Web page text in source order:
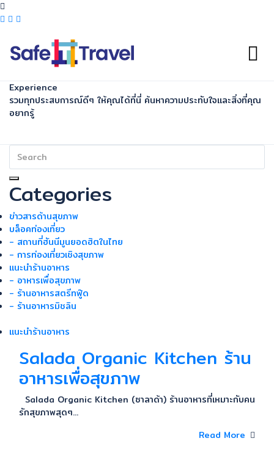
Experience
รวมทุกประสบการณ์ดีๆ ให้คุณได้ที่นี่ ค้นหาความประทับใจและสิ่งที่คุณ
อยากรู้
Categories
ข่าวสารด้านสุขภาพ
บล็อคท่องเที่ยว
- สถานที่ฮันนีมูนยอดฮิตในไทย
- การท่องเที่ยวเชิงสุขภาพ
แนะนำร้านอาหาร
- อาหารเพื่อสุขภาพ
- ร้านอาหารสตรีทฟู๊ด
- ร้านอาหารมิชลิน
แนะนำร้านอาหาร
Salada Organic Kitchen ร้าน
อาหารเพื่อสุขภาพ
Salada Organic Kitchen (ซาลาด้า) ร้านอาหารที่เหมาะกับคน
รักสุขภาพสุดๆ...
Read More